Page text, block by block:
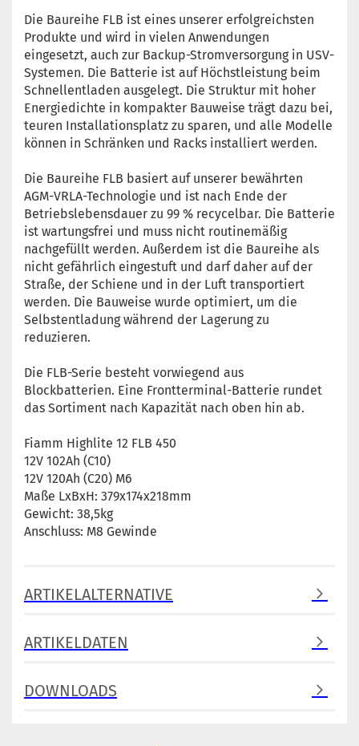
Die Baureihe FLB ist eines unserer erfolgreichsten
Produkte und wird in vielen Anwendungen
eingesetzt, auch zur Backup-Stromversorgung in USV-
Systemen. Die Batterie ist auf Höchstleistung beim
Schnellentladen ausgelegt. Die Struktur mit hoher
Energiedichte in kompakter Bauweise trägt dazu bei,
teuren Installationsplatz zu sparen, und alle Modelle
können in Schränken und Racks installiert werden.
Die Baureihe FLB basiert auf unserer bewährten
AGM-VRLA-Technologie und ist nach Ende der
Betriebslebensdauer zu 99 % recycelbar. Die Batterie
ist wartungsfrei und muss nicht routinemäßig
nachgefüllt werden. Außerdem ist die Baureihe als
nicht gefährlich eingestuft und darf daher auf der
Straße, der Schiene und in der Luft transportiert
werden. Die Bauweise wurde optimiert, um die
Selbstentladung während der Lagerung zu
reduzieren.
Die FLB-Serie besteht vorwiegend aus
Blockbatterien. Eine Frontterminal-Batterie rundet
das Sortiment nach Kapazität nach oben hin ab.
Fiamm Highlite 12 FLB 450
12V 102Ah (C10)
12V 120Ah (C20) M6
Maße LxBxH: 379x174x218mm
Gewicht: 38,5kg
Anschluss: M8 Gewinde
ARTIKELALTERNATIVE
ARTIKELDATEN
DOWNLOADS